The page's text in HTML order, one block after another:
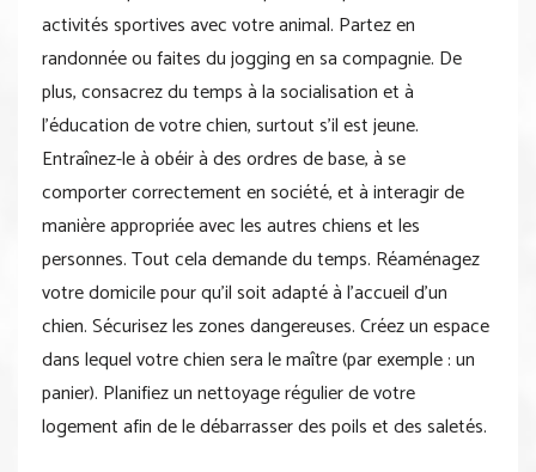
activités sportives avec votre animal. Partez en
randonnée ou faites du jogging en sa compagnie. De
plus, consacrez du temps à la socialisation et à
l’éducation de votre chien, surtout s’il est jeune.
Entraînez-le à obéir à des ordres de base, à se
comporter correctement en société, et à interagir de
manière appropriée avec les autres chiens et les
personnes. Tout cela demande du temps. Réaménagez
votre domicile pour qu’il soit adapté à l’accueil d’un
chien. Sécurisez les zones dangereuses. Créez un espace
dans lequel votre chien sera le maître (par exemple : un
panier). Planifiez un nettoyage régulier de votre
logement afin de le débarrasser des poils et des saletés.